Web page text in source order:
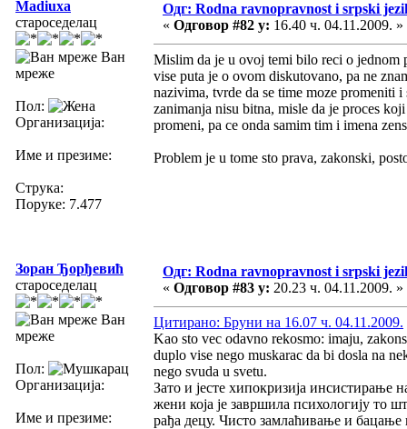
Madiuxa
староседелац
Ван
мреже
Пол:
Организација:
Име и презиме:
Струка:
Поруке: 7.477
Одг: Rodna ravnopravnost i srpski
« Одговор #82 у: 16.40 ч. 04.11.2009. »
Mislim da je u ovoj temi bilo reci o jednom
vise puta je o ovom diskutovano, pa ne
nazivima, tvrde da se time moze promeniti
zanimanja nisu bitna, misle da je proces
promeni, pa ce onda samim tim i imena
Problem je u tome sto prava, zakonski,
Зоран Ђорђевић
староседелац
Ван
мреже
Пол:
Организација:
Име и презиме:
Одг: Rodna ravnopravnost i srpski
« Одговор #83 у: 20.23 ч. 04.11.2009. »
Цитирано: Бруни на 16.07 ч. 04.11.2009.
Kao sto vec odavno rekosmo: imaju,
duplo vise nego muskarac da bi dosla na
nego svuda u svetu.
Зато и јесте хипокризија
жени која је завршила психологију то
рађа децу. Чисто замлаћивање и